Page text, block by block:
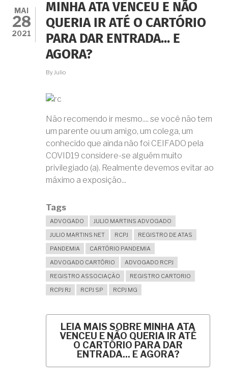
MAI
28
2021
MINHA ATA VENCEU E NÃO
QUERIA IR ATÉ O CARTÓRIO
PARA DAR ENTRADA... E
AGORA?
ByJulio
Não recomendo ir mesmo.... se você não tem
um parente ou um amigo, um colega, um
conhecido que ainda não foi CEIFADO pela
COVID19 considere-se alguém muito
privilegiado (a). Realmente devemos evitar ao
máximo a exposição...
Tags
ADVOGADO
JULIO MARTINS ADVOGADO
JULIO MARTINS NET
RCPJ
REGISTRO DE ATAS
PANDEMIA
CARTÓRIO PANDEMIA
ADVOGADO CARTÓRIO
ADVOGADO RCPJ
REGISTRO ASSOCIAÇÃO
REGISTRO CARTORIO
RCPJ RJ
RCPJ SP RCPJ MG
LEIA MAIS SOBRE MINHA ATA
VENCEU E NÃO QUERIA IR ATÉ
O CARTÓRIO PARA DAR
ENTRADA... E AGORA?